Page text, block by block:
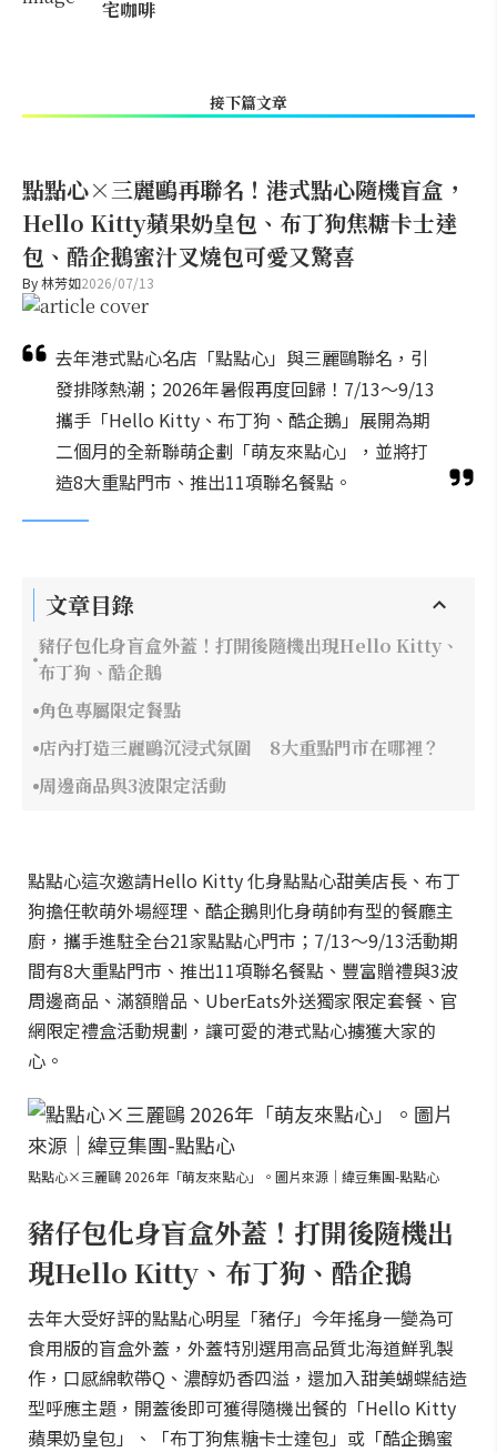
宅咖啡
接下篇文章
點點心×三麗鷗再聯名！港式點心隨機盲盒，
Hello Kitty蘋果奶皇包、布丁狗焦糖卡士達
包、酷企鵝蜜汁叉燒包可愛又驚喜
By林芳如2026/07/13
去年港式點心名店「點點心」與三麗鷗聯名，引
發排隊熱潮；2026年暑假再度回歸！7/13～9/13
攜手「Hello Kitty、布丁狗、酷企鵝」展開為期
二個月的全新聯萌企劃「萌友來點心」，並將打
造8大重點門市、推出11項聯名餐點。
文章目錄
豬仔包化身盲盒外蓋！打開後隨機出現Hello Kitty、
布丁狗、酷企鵝
角色專屬限定餐點
店內打造三麗鷗沉浸式氛圍 8大重點門市在哪裡？
周邊商品與3波限定活動
點點心這次邀請Hello Kitty 化身點點心甜美店長、布丁
狗擔任軟萌外場經理、酷企鵝則化身萌帥有型的餐廳主
廚，攜手進駐全台21家點點心門市；7/13～9/13活動期
間有8大重點門市、推出11項聯名餐點、豐富贈禮與3波
周邊商品、滿額贈品、UberEats外送獨家限定套餐、官
網限定禮盒活動規劃，讓可愛的港式點心擄獲大家的
心。
點點心×三麗鷗 2026年「萌友來點心」。圖片來源｜緯豆集團-點點心
豬仔包化身盲盒外蓋！打開後隨機出
現Hello Kitty、布丁狗、酷企鵝
去年大受好評的點點心明星「豬仔」今年搖身一變為可
食用版的盲盒外蓋，外蓋特別選用高品質北海道鮮乳製
作，口感綿軟帶Q、濃醇奶香四溢，還加入甜美蝴蝶結造
型呼應主題，開蓋後即可獲得隨機出餐的「Hello Kitty
蘋果奶皇包」、「布丁狗焦糖卡士達包」或「酷企鵝蜜